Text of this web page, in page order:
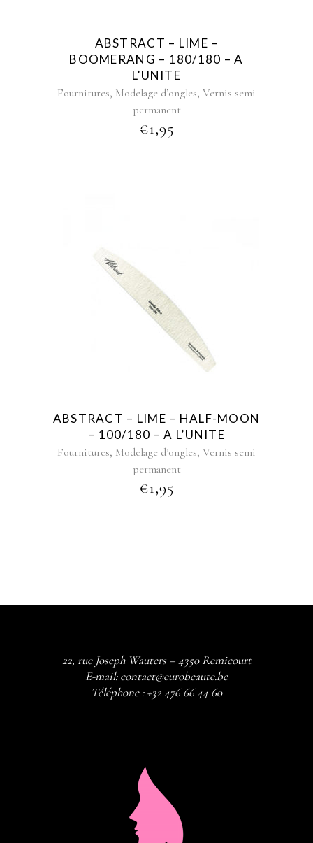
ABSTRACT – LIME –
BOOMERANG – 180/180 – A
L’UNITE
Fournitures, Modelage d’ongles, Vernis semi
permanent
€1,95
ABSTRACT – LIME – HALF-MOON
– 100/180 – A L’UNITE
Fournitures, Modelage d’ongles, Vernis semi
permanent
€1,95
22, rue Joseph Wauters – 4350 Remicourt
E-mail:contact@eurobeaute.be
Téléphone :+32 476 66 44 60